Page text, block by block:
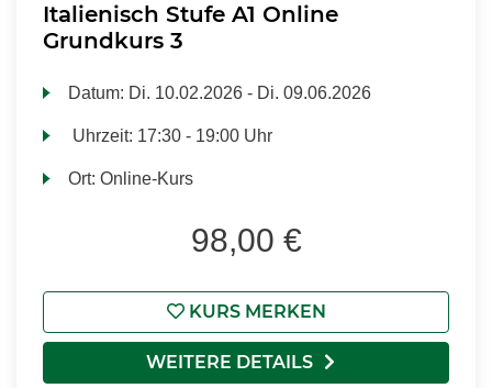
Italienisch Stufe A1 Online
Grundkurs 3
Datum: Di. 10.02.2026 - Di. 09.06.2026
Uhrzeit: 17:30 - 19:00 Uhr
Ort:Online-Kurs
98,00 €
KURS MERKEN
WEITERE DETAILS